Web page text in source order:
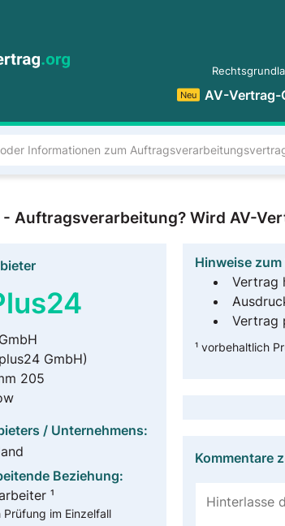
Neu AV-Vertrag-
Auftragsverarbeitung? Wird AV-
GmbH)
205
/ Unternehmens:
Beziehung:
¹
Prüfung im Einzelfall
Hinweise
Vertrag
Vertrag
¹ vorbehaltlich
Kommentare